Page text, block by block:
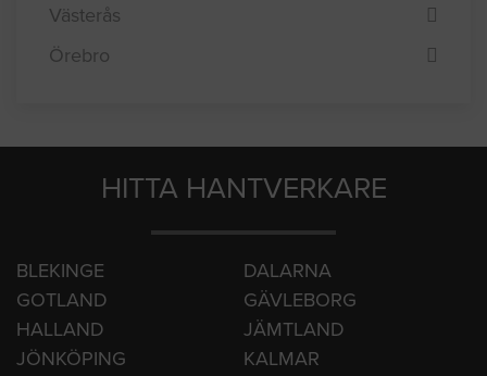
Umeå
Uppsala
Örebro
HITTA HANTVERKARE
BLEKINGE
DALARNA